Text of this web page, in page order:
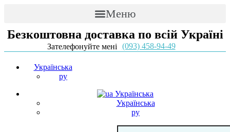
Меню
Безкоштовна доставка по всій Україні
Зателефонуйте мені (093) 458-94-49
Українська
ру
Українська
Українська
ру